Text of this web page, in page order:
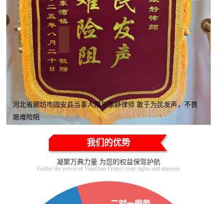
河北省廊坊市固安县当事人赠与康静律师 敢于为民发声，不畏
艰难险阻
我们的优势
凝聚万典力量 为您的权益保驾护航
Gather the power of WanDian Protect your rights and interests